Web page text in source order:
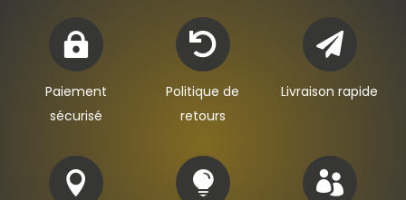

Paiement
sécurisé

Politique de
retours

Livraison rapide
  